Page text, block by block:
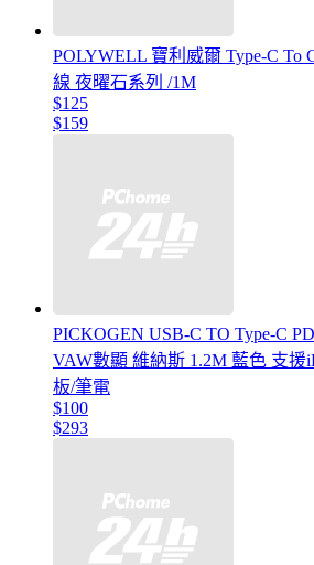
POLYWELL 寶利威爾 Type-C To
線 夜曜石系列 /1M
$125
$159
PICKOGEN USB-C TO Type-C
VAW數顯 維納斯 1.2M 藍色 支援
板/筆電
$100
$293